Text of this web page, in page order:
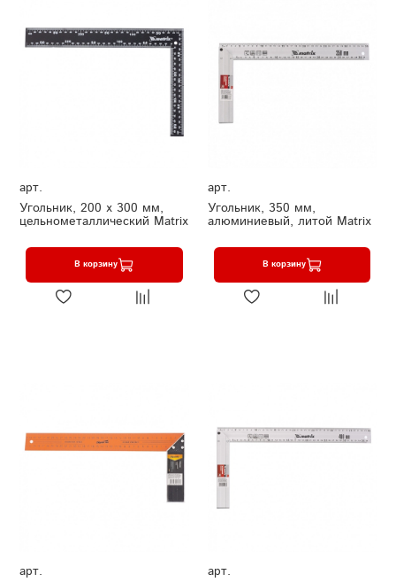
арт.
Угольник, 200 х 300 мм,
цельнометаллический Matrix
В корзину
арт.
Угольник, 350 мм,
алюминиевый, литой Matrix
В корзину
арт.
арт.